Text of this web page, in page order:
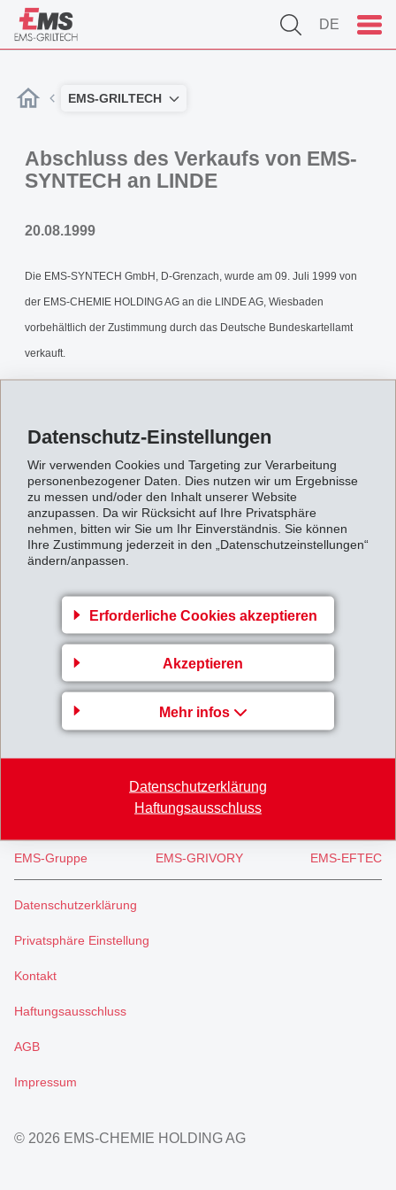
Datenschutz-Einstellungen
Wir verwenden Cookies und Targeting zur Verarbeitung
personenbezogener Daten. Dies nutzen wir um Ergebnisse
zu messen und/oder den Inhalt unserer Website
anzupassen. Da wir Rücksicht auf Ihre Privatsphäre
nehmen, bitten wir Sie um Ihr Einverständnis. Sie können
Ihre Zustimmung jederzeit in den „Datenschutzeinstellungen“
ändern/anpassen.
Erforderliche Cookies akzeptieren
Akzeptieren
Mehr infos
Datenschutzerklärung
Haftungsausschluss
DE
EMS-GRILTECH
Abschluss des Verkaufs von EMS-
SYNTECH an LINDE
20.08.1999
Die EMS-SYNTECH GmbH, D-Grenzach, wurde am 09. Juli 1999 von
der EMS-CHEMIE HOLDING AG an die LINDE AG, Wiesbaden
vorbehältlich der Zustimmung durch das Deutsche Bundeskartellamt
verkauft.
Zurück zur Übersicht
Gruppenleitung
Business Unit EMS-GRILTECH
Via Innovativa 1
7013 Domat/Ems
Switzerland
EMS-Gruppe EMS-GRIVORY EMS-EFTEC
Datenschutzerklärung
Privatsphäre Einstellung
Kontakt
Haftungsausschluss
AGB
Impressum
© 2026 EMS-CHEMIE HOLDING AG